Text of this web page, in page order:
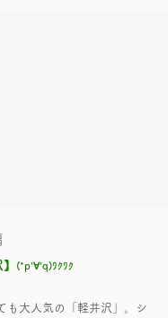
(*p'∀'q)ﾜｸﾜｸ
も大人気の「軽井沢」。シ